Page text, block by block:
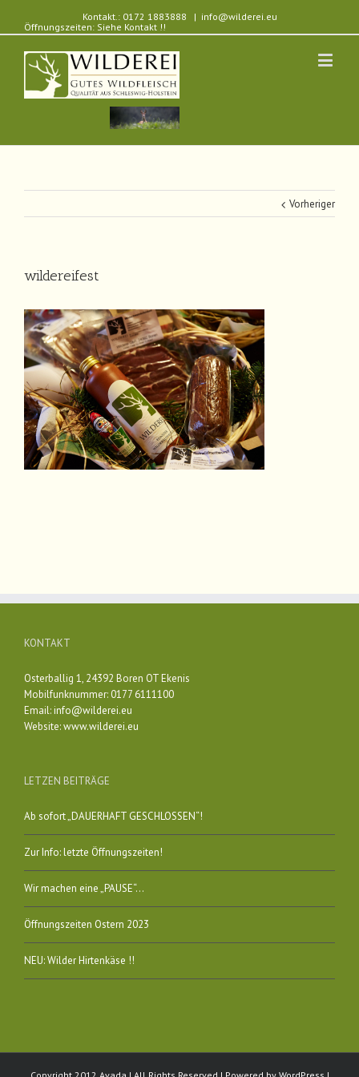
Kontakt.: 0172 1883888
Öffnungszeiten: Siehe Kontakt !!
| info@wilderei.eu
Vorheriger
wildereifest
KONTAKT
Osterballig 1, 24392 Boren OT Ekenis
Mobilfunknummer: 0177 6111100
Email:info@wilderei.eu
Website:www.wilderei.eu
LETZEN BEITRÄGE
Ab sofort „DAUERHAFT GESCHLOSSEN“!
Zur Info: letzte Öffnungszeiten!
Wir machen eine „PAUSE“…
Öffnungszeiten Ostern 2023
NEU: Wilder Hirtenkäse !!